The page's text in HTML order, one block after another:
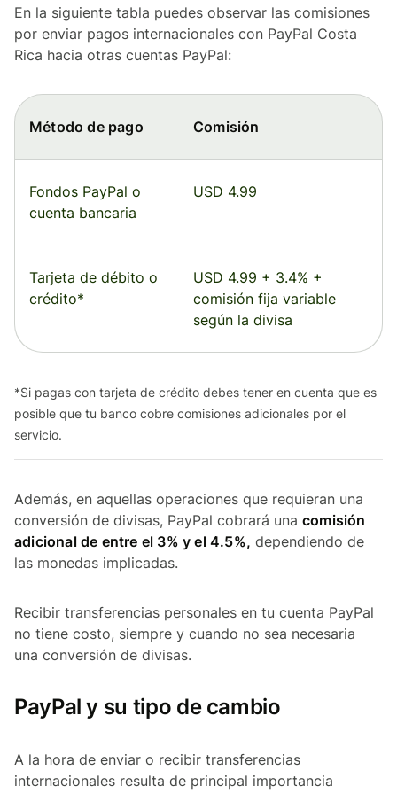
En la siguiente tabla puedes observar las comisiones
por enviar pagos internacionales con PayPal Costa
Rica hacia otras cuentas PayPal:
Método de pago Comisión
Fondos PayPal o
cuenta bancaria
USD 4.99
Tarjeta de débito o
crédito*
USD 4.99 + 3.4% +
comisión fija variable
según la divisa
*Si pagas con tarjeta de crédito debes tener en cuenta que es
posible que tu banco cobre comisiones adicionales por el
servicio.
Además, en aquellas operaciones que requieran una
conversión de divisas, PayPal cobrará una comisión
adicional de entre el 3% y el 4.5%, dependiendo de
las monedas implicadas.
Recibir transferencias personales en tu cuenta PayPal
no tiene costo, siempre y cuando no sea necesaria
una conversión de divisas.
PayPal y su tipo de cambio
A la hora de enviar o recibir transferencias
internacionales resulta de principal importancia